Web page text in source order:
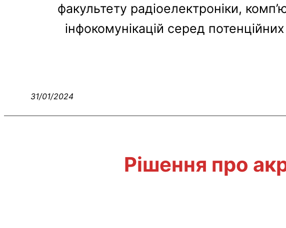
факультету радіоелектроніки,
інфокомунікацій серед потенційних
31/01/2024
Рішення про